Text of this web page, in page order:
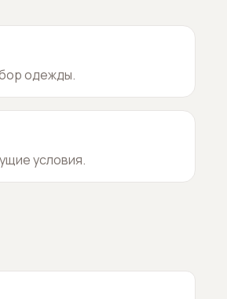
одежды.
условия.